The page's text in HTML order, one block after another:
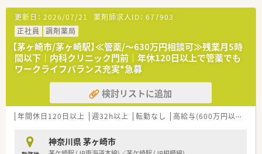
■年間休日が多く仕事とプライベートのバランスを何よりも大
切にしながら働きたい方に最適です。
■地域密着型の薬局で患者様一人ひとりと深く関わりながら、在
宅医療の実践的なスキルを身につけたい方におすすめです。
■安定した経営基盤を持つ企業で、転勤の心配なく腰を据えて長
く勤務しキャリアを築いていきたい方にぴったりです。
更新日： 2026/07/21 薬剤師求人ID： 677903
正社員
調剤薬局
【茅ヶ崎市/茅ヶ崎駅】≪管薬/～630万円相談可≫残業月5時
間以下｜内科クリニック門前｜年休120日以上で管薬でも
ワークライフバランス充実*急募
検討リストに追加
年間休日120日以上 週32h以上 転勤なし 高給与(600万円以上)
神奈川県 茅ヶ崎市